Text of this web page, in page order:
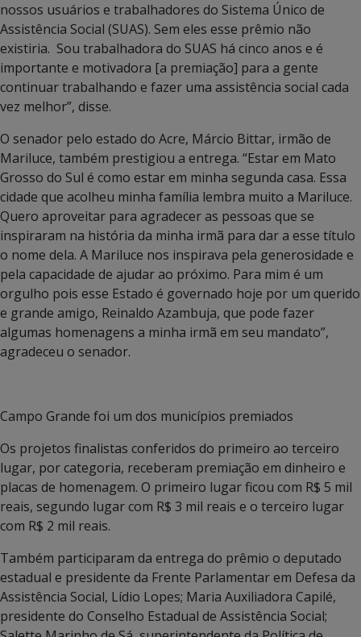
nossos usuários e trabalhadores do Sistema Único de
Assistência Social (SUAS). Sem eles esse prêmio não
existiria. Sou trabalhadora do SUAS há cinco anos e é
importante e motivadora [a premiação] para a gente
continuar trabalhando e fazer uma assistência social cada
vez melhor”, disse.
O senador pelo estado do Acre, Márcio Bittar, irmão de
Mariluce, também prestigiou a entrega. “Estar em Mato
Grosso do Sul é como estar em minha segunda casa. Essa
cidade que acolheu minha família lembra muito a Mariluce.
Quero aproveitar para agradecer as pessoas que se
inspiraram na história da minha irmã para dar a esse título
o nome dela. A Mariluce nos inspirava pela generosidade e
pela capacidade de ajudar ao próximo. Para mim é um
orgulho pois esse Estado é governado hoje por um querido
e grande amigo, Reinaldo Azambuja, que pode fazer
algumas homenagens a minha irmã em seu mandato”,
agradeceu o senador.
Campo Grande foi um dos municípios premiados
Os projetos finalistas conferidos do primeiro ao terceiro
lugar, por categoria, receberam premiação em dinheiro e
placas de homenagem. O primeiro lugar ficou com R$ 5 mil
reais, segundo lugar com R$ 3 mil reais e o terceiro lugar
com R$ 2 mil reais.
Também participaram da entrega do prêmio o deputado
estadual e presidente da Frente Parlamentar em Defesa da
Assistência Social, Lídio Lopes; Maria Auxiliadora Capilé,
presidente do Conselho Estadual de Assistência Social;